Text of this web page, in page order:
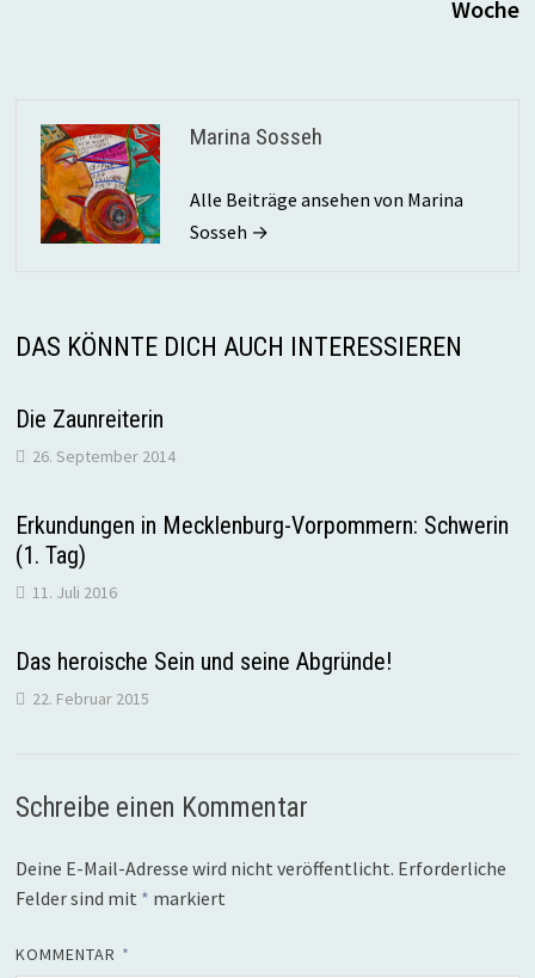
Woche
Marina Sosseh
Alle Beiträge ansehen von Marina
Sosseh →
DAS KÖNNTE DICH AUCH INTERESSIEREN
Die Zaunreiterin
26. September 2014
Erkundungen in Mecklenburg-Vorpommern: Schwerin
(1. Tag)
11. Juli 2016
Das heroische Sein und seine Abgründe!
22. Februar 2015
Schreibe einen Kommentar
Deine E-Mail-Adresse wird nicht veröffentlicht. Erforderliche
Felder sind mit * markiert
KOMMENTAR *